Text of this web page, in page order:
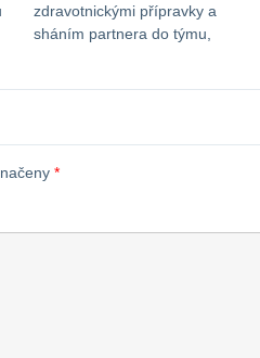
zdravotnickými přípravky a
sháním partnera do týmu,
Děkuji.
*